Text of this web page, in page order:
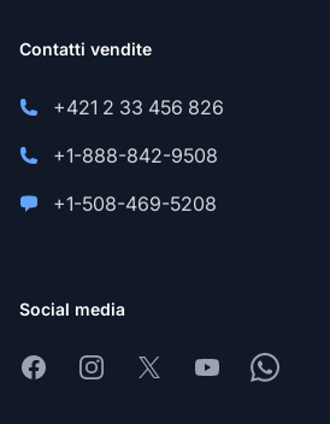
Contatti vendite
+421 2 33 456 826
+1-888-842-9508
+1-508-469-5208
Social media
FacebookInstagram
X YoutubeWhatsapp